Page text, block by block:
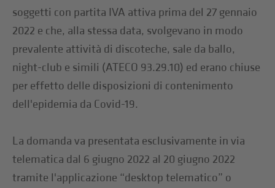
soggetti con partita IVA attiva prima del 27 gennaio
2022 e che, alla stessa data, svolgevano in modo
prevalente attività di discoteche, sale da ballo,
night-club e simili (ATECO 93.29.10) ed erano chiuse
per effetto delle disposizioni di contenimento
dell'epidemia da Covid-19.
La domanda va presentata esclusivamente in via
telematica dal 6 giugno 2022 al 20 giugno 2022
tramite l'applicazione “desktop telematico” o